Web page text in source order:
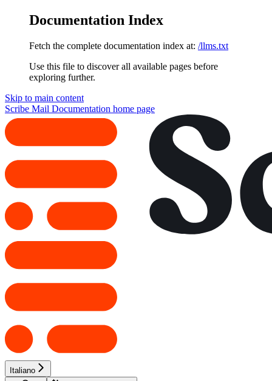
Documentation Index
Fetch the complete documentation index at: /llms.txt
Use this file to discover all available pages before
exploring further.
Skip to main content
Scribe Mail Documentation home page
Italiano